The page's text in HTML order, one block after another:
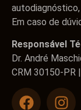
Em caso de
Responsável
Dr. André
CRM 30150-PR